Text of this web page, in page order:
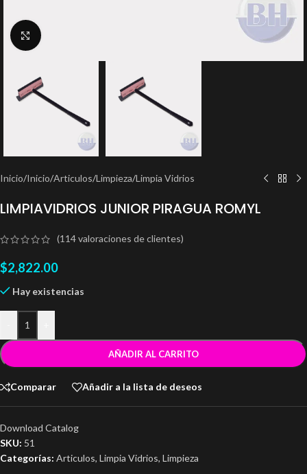
Clic para ampliar
Inicio/Inicio/Articulos/Limpieza/Limpia Vidrios
LIMPIAVIDRIOS JUNIOR PIRAGUA ROMYL
(114valoraciones de clientes)
$2,822.00
Hay existencias
AÑADIR AL CARRITO
Comparar Añadir a la lista de deseos
Download Catalog
SKU: 51
Categorías: Articulos, Limpia Vidrios, Limpieza